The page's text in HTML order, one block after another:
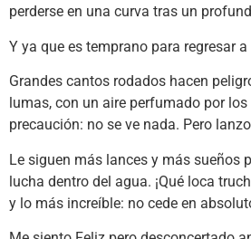
perderse en una curva tras un
Y ya que es temprano para regresar
Grandes cantos rodados hacen
lumas, con un aire perfumado por
precaución: no se ve nada. Pero
Le siguen más lances y más sueños
lucha dentro del agua. ¡Qué loca
y lo más increíble: no cede en